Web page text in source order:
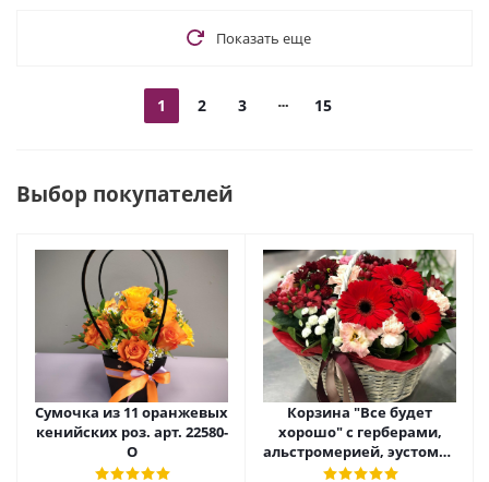
Показать еще
1 2 3 15
Выбор покупателей
Сумочка из 11 оранжевых
кенийских роз. арт. 22580-
О
Корзина "Все будет
хорошо" с герберами,
альстромерией, эустомой
и хризантемой арт. 22461